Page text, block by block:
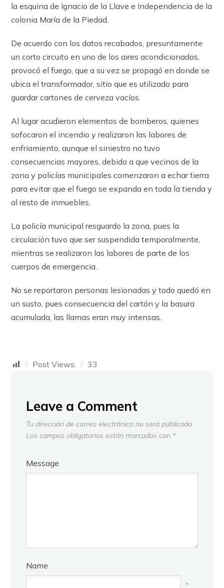
la esquina de Ignacio de la Llave e Independencia de la
colonia María de la Piedad.
De acuerdo con los datos recabados, presuntamente
un corto circuito en uno de los aires acondicionados,
provocó el fuego, que a su vez se propagó en donde se
ubica el transformador, sitio que es utilizado para
guardar cartones de cerveza vacíos.
Al lugar acudieron elementos de bomberos, quienes
sofocaron el incendio y realizaron las labores de
enfriamiento, aunque el siniestro no tuvo
consecuencias mayores, debido a que vecinos de la
zona y policías municipales comenzaron a echar tierra
para evitar que el fuego se expanda en toda la tienda y
al resto de inmuebles.
La policía municipal resguardo la zona, pues la
circulación tuvo que ser suspendida temporalmente,
mientras se realizaron las labores de parte de los
cuerpos de emergencia.
No se reportaron personas lesionadas y todo quedó en
un susto, pues consecuencia del cartón y la basura
acumulada, las llamas eran muy intensas.
Post Views: 33
Leave a Comment
Tu dirección de correo electrónico no será publicada.
Los campos obligatorios están marcados con *
Message
Name
*